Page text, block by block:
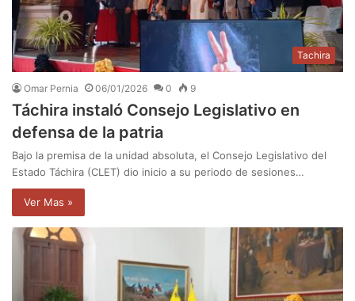
Tachira
Omar Pernia 06/01/2026 0 9
​Táchira instaló Consejo Legislativo en
defensa de la patria
​Bajo la premisa de la unidad absoluta, el Consejo Legislativo del
Estado Táchira (CLET) dio inicio a su periodo de sesiones…
Ver Mas »